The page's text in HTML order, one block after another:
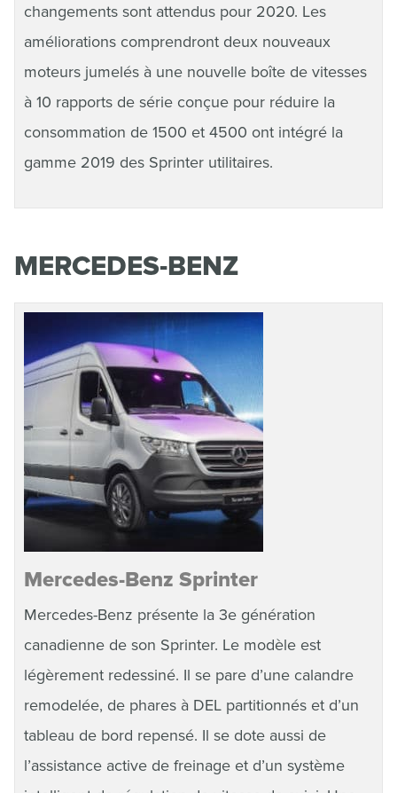
changements sont attendus pour 2020. Les
améliorations comprendront deux nouveaux
moteurs jumelés à une nouvelle boîte de vitesses
à 10 rapports de série conçue pour réduire la
consommation de 1500 et 4500 ont intégré la
gamme 2019 des Sprinter utilitaires.
MERCEDES-BENZ
Mercedes-Benz Sprinter
Mercedes-Benz présente la 3e génération
canadienne de son Sprinter. Le modèle est
légèrement redessiné. Il se pare d’une calandre
remodelée, de phares à DEL partitionnés et d’un
tableau de bord repensé. Il se dote aussi de
l’assistance active de freinage et d’un système